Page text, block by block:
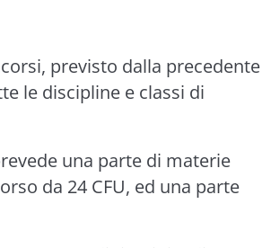
previsto dalla precedente
le discipline e classi di
una parte di materie
da 24 CFU, ed una parte